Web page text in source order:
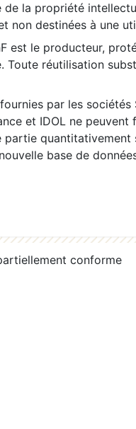
la propriété
non destinées à une
est le producteur,
réutilisation
par les sociétés
et IDOL ne peuvent
quantitativement
base de
conforme